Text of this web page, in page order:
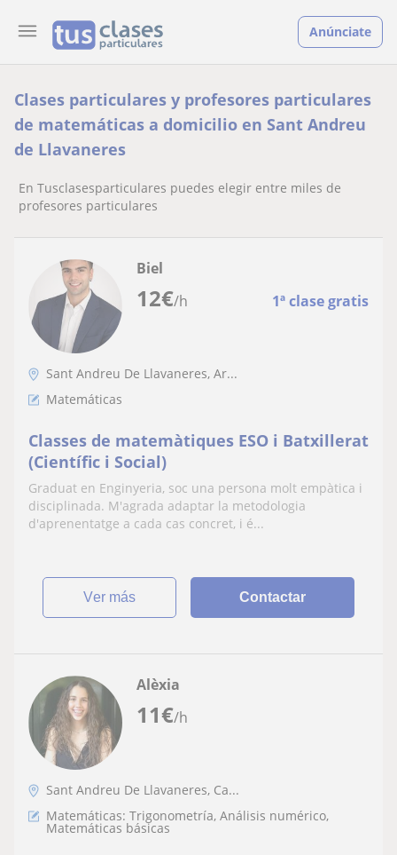
Anúnciate
Clases particulares y profesores particulares
de matemáticas a domicilio en Sant Andreu
de Llavaneres
En Tusclasesparticulares puedes elegir entre miles de
profesores particulares
12€/h 1ª clase gratis
Biel
Sant Andreu De Llavaneres, Ar...
Matemáticas
Classes de matemàtiques ESO i Batxillerat
(Científic i Social)
Graduat en Enginyeria, soc una persona molt empàtica i
disciplinada. M'agrada adaptar la metodologia
d'aprenentatge a cada cas concret, i é...
ver más Contactar
11€/h
Alèxia
Sant Andreu De Llavaneres, Ca...
Matemáticas: Trigonometría, Análisis numérico,
Matemáticas básicas